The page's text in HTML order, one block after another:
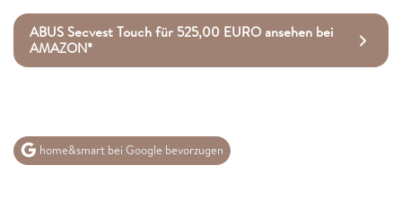
ABUS Secvest Touch für 525,00 EURO ansehen bei
AMAZON*
home&smart bei Google bevorzugen